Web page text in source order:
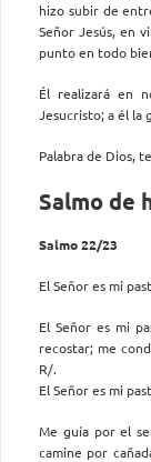
hizo subir de
Señor Jesús, en
punto en todo
Él realizará en
Jesucristo; a él la
Palabra de Dios,
Salmo de
Salmo 22/23
El Señor es mi
El Señor es mi
recostar; me
R/.
El Señor es mi
Me guía por el
camine por